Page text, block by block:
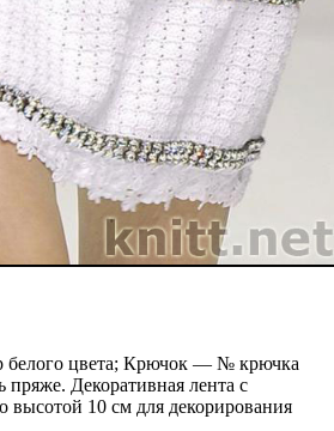
белого цвета; Крючок — № крючка
пряже. Декоративная лента с
высотой 10 см для декорирования